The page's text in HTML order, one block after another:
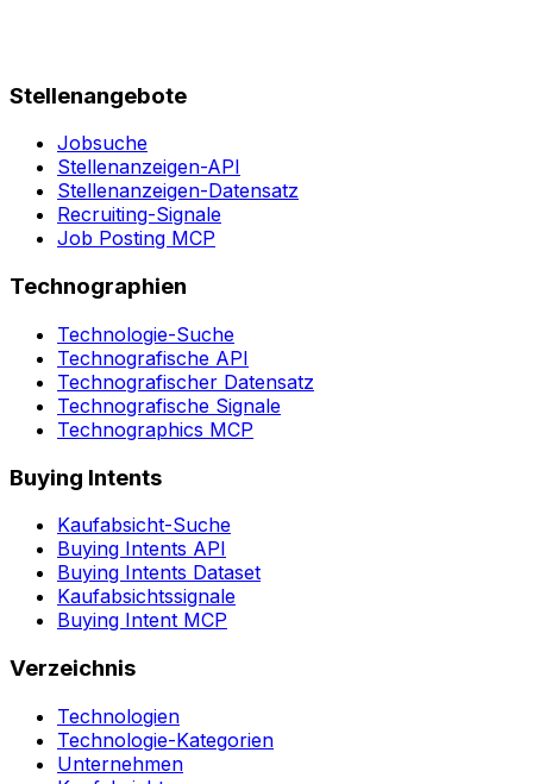
Stellenangebote
Jobsuche
Stellenanzeigen-API
Stellenanzeigen-Datensatz
Recruiting-Signale
Job Posting MCP
Technographien
Technologie-Suche
Technografische API
Technografischer Datensatz
Technografische Signale
Technographics MCP
Buying Intents
Kaufabsicht-Suche
Buying Intents API
Buying Intents Dataset
Kaufabsichtssignale
Buying Intent MCP
Verzeichnis
Technologien
Technologie-Kategorien
Unternehmen